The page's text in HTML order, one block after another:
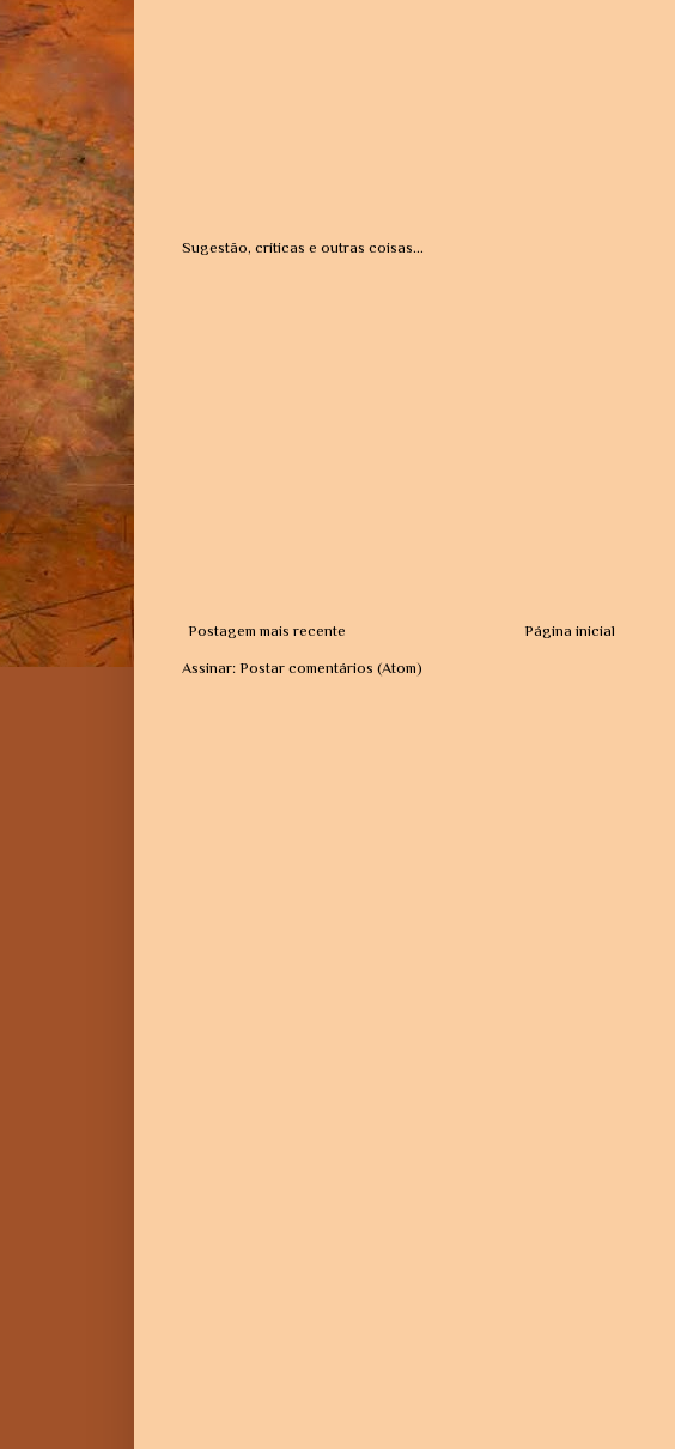
Sugestão, críticas e outras coisas...
Postagem mais recente Página inicial
Assinar: Postar comentários (Atom)